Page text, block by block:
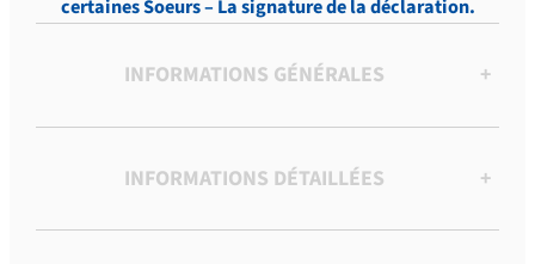
certaines Soeurs – La signature de la déclaration.
INFORMATIONS GÉNÉRALES +
INFORMATIONS DÉTAILLÉES +